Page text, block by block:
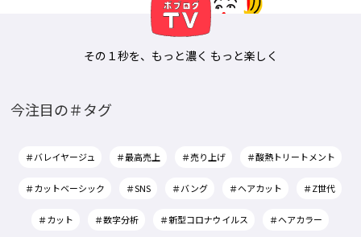
その１秒を、もっと濃く もっと楽しく
今注目の＃タグ
＃バレイヤージュ ＃最高売上 ＃売り上げ ＃酸熱トリートメント
＃カットベーシック ＃SNS ＃バング ＃ヘアカット ＃Z世代
＃カット ＃数字分析 ＃新型コロナウイルス ＃ヘアカラー